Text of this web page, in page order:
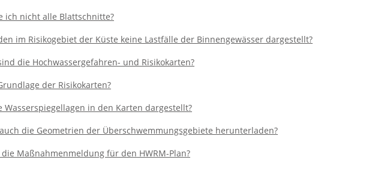
ich nicht alle Blattschnitte?
im Risikogebiet der Küste keine Lastfälle der Binnengewässer dargestellt?
die Hochwassergefahren- und Risikokarten?
der Risikokarten?
Wasserspiegellagen in den Karten dargestellt?
die Geometrien der Überschwemmungsgebiete herunterladen?
Maßnahmenmeldung für den HWRM-Plan?